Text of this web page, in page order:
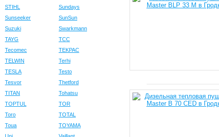
STIHL
Sundays
Sunseeker
SunSun
Suzuki
Swarkmann
TAYG
TCC
Tecomec
TEKPAC
TELWIN
Terhi
TESLA
Testo
Tesvor
Thetford
TITAN
Tohatsu
TOPTUL
TOR
Toro
TOTAL
Toua
TOYAMA